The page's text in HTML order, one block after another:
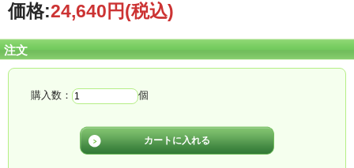
価格:24,640円(税込)
注文
購入数： 個